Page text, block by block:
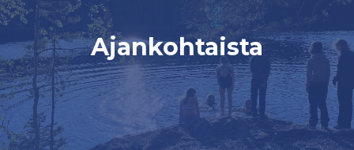
Ajankohtaista